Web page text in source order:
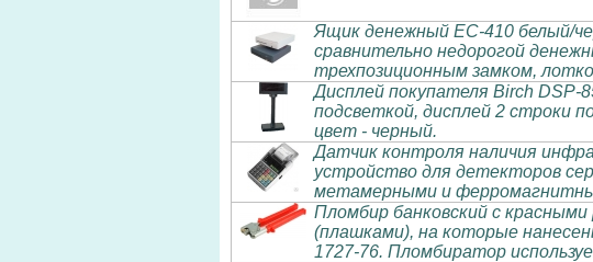
Ящик денежный EC-410 белый/
сравнительно недорогой
трехпозиционным замком,
Дисплей покупателя Birch DSP-
подсветкой, дисплей 2 строки
цвет - черный.
Датчик контроля наличия
устройство для детекторов
метамерными и
Пломбир банковский с
(плашками), на которые
1727-76. Пломбиратор